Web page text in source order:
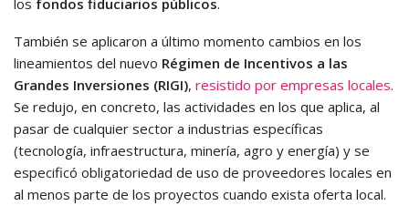
los fondos fiduciarios públicos.
También se aplicaron a último momento cambios en los
lineamientos del nuevo Régimen de Incentivos a las
Grandes Inversiones (RIGI), resistido por empresas locales.
Se redujo, en concreto, las actividades en los que aplica, al
pasar de cualquier sector a industrias específicas
(tecnología, infraestructura, minería, agro y energía) y se
especificó obligatoriedad de uso de proveedores locales en
al menos parte de los proyectos cuando exista oferta local.